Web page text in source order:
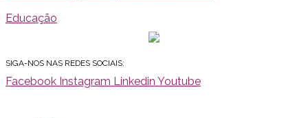
Educação
SIGA-NOS NAS REDES SOCIAIS:
Facebook Instagram Linkedin Youtube